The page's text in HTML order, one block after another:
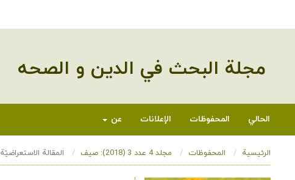
مجلة البحث في الدین و الصحه
الحالي المحفوظات الإعلانات عن
الرئيسية المحفوظات مجلد 4 عدد 3 (2018): صیف المقالة الاستعراضيّة